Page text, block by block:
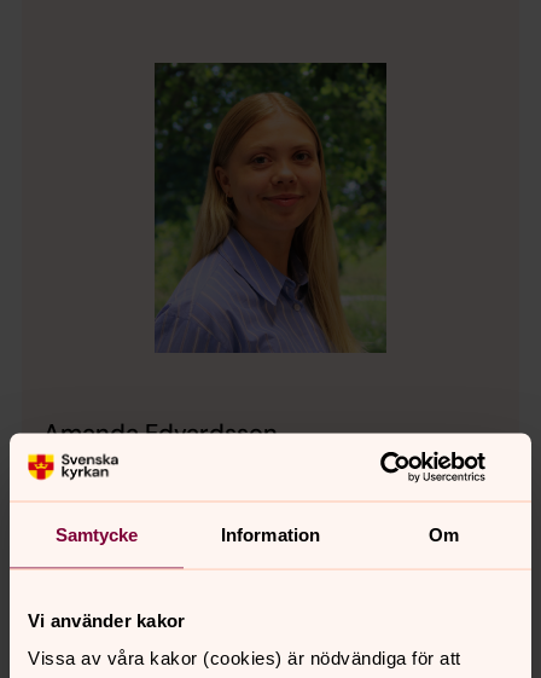
Samtycke Information Om
Vi använder kakor
Vissa av våra kakor (cookies) är nödvändiga för att
Amanda Edvardsson
Kommunikatör, Västra Tunhems pastorat
E-post:amanda.edvardsson@svenskakyrkan.se